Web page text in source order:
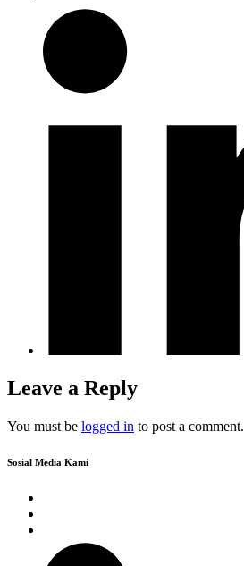
Leave a Reply
You must be logged in to post a comment.
Sosial Media Kami